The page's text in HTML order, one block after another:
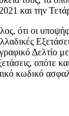
και την
ότι οι
Δελτίο με
οπότε
κωδικό